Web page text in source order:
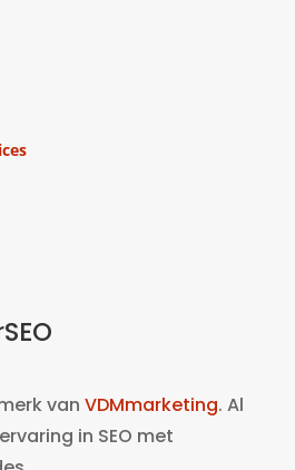
van VDMmarketing. Al
in SEO met